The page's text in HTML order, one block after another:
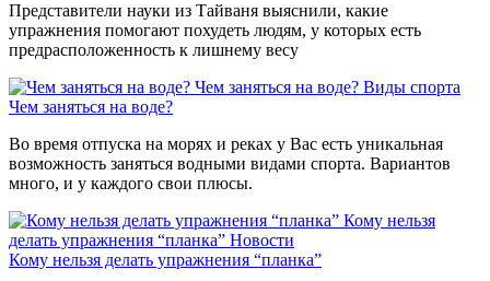
Представители науки из Тайваня выяснили, какие
упражнения помогают похудеть людям, у которых есть
предрасположенность к лишнему весу
Чем заняться на воде? Виды спорта
Чем заняться на воде?
Во время отпуска на морях и реках у Вас есть уникальная
возможность заняться водными видами спорта. Вариантов
много, и у каждого свои плюсы.
Кому нельзя
делать упражнения “планка” Новости
Кому нельзя делать упражнения “планка”